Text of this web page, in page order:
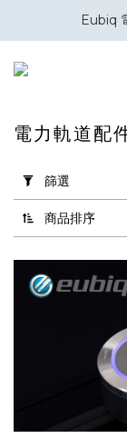
會
Eubiq
會
用
篩
選
(0/20)
品
牌
軌
電力軌道配
篩選
商品排序